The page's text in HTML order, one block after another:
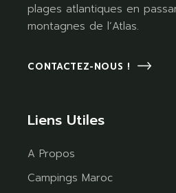
plages atlantiques en
montagnes de l’Atlas.
CONTACTEZ-NOUS !
Liens Utiles
A Propos
Campings Maroc